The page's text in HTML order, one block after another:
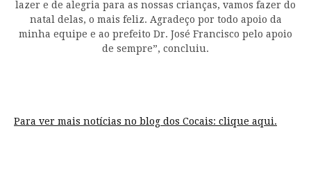
lazer e de alegria para as nossas crianças, vamos fazer do
natal delas, o mais feliz. Agradeço por todo apoio da
minha equipe e ao prefeito Dr. José Francisco pelo apoio
de sempre”, concluiu.
Para ver mais notícias no blog dos Cocais: clique aqui.